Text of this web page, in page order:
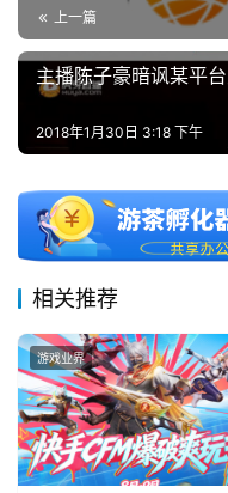
上一篇
主播陈子豪暗讽某平
2018年1月30日 3:18 下午
相关推荐
游戏业界